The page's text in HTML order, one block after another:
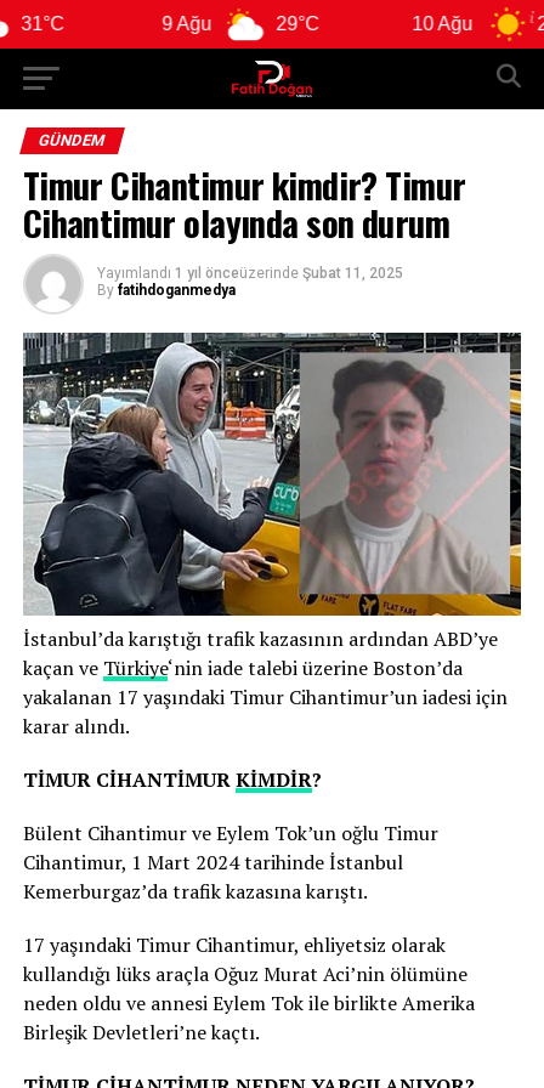
29°C 28°C
GÜNDEM
Timur Cihantimur kimdir? Timur
Cihantimur olayında son durum
Yayımlandı 1 yıl önceüzerinde Şubat 11, 2025
By fatihdoganmedya
İstanbul’da karıştığı trafik kazasının ardından ABD’ye
kaçan ve Türkiye‘nin iade talebi üzerine Boston’da
yakalanan 17 yaşındaki Timur Cihantimur’un iadesi için
karar alındı.
TİMUR CİHANTİMURKİMDİR?
Bülent Cihantimur ve Eylem Tok’un oğlu Timur
Cihantimur, 1 Mart 2024 tarihinde İstanbul
Kemerburgaz’da trafik kazasına karıştı.
17 yaşındaki Timur Cihantimur, ehliyetsiz olarak
kullandığı lüks araçla Oğuz Murat Aci’nin ölümüne
neden oldu ve annesi Eylem Tok ile birlikte Amerika
Birleşik Devletleri’ne kaçtı.